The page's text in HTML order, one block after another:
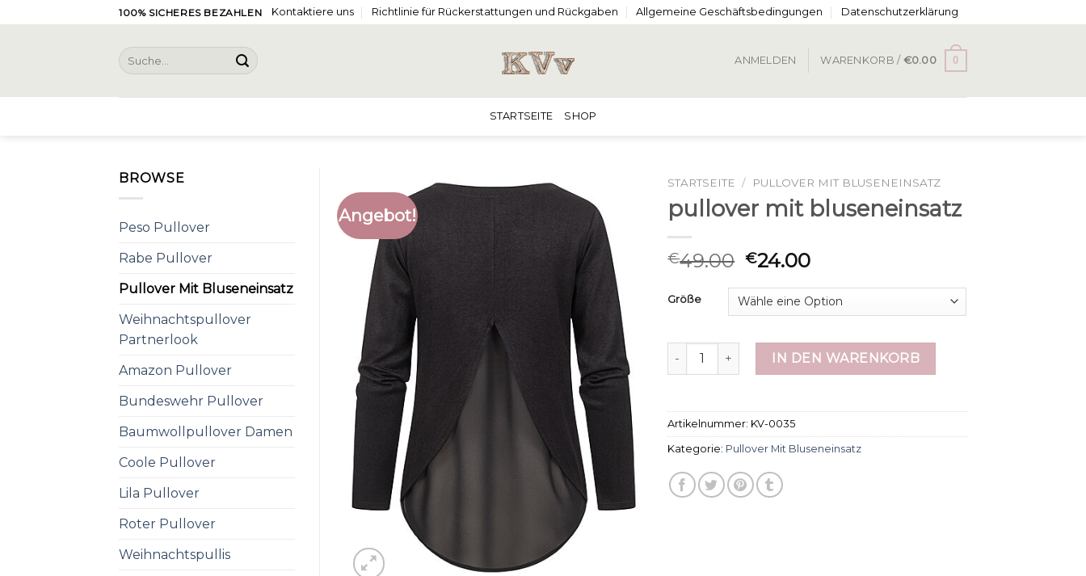
to
100% SICHERES BEZAHLEN Kontaktiere uns Richtlinie für Rückerstattungen und Rückgaben Allgemeine Geschäftsbedingungen Datenschutzerklärung
Suche
nach:
ANMELDEN WARENKORB / €0.00 0
STARTSEITE SHOP
BROWSE
Peso Pullover
Rabe Pullover
Pullover Mit Bluseneinsatz
Weihnachtspullover
Partnerlook
Amazon Pullover
Bundeswehr Pullover
Baumwollpullover Damen
Coole Pullover
Lila Pullover
Roter Pullover
Weihnachtspullis
Angebot!
STARTSEITE / PULLOVER MIT BLUSENEINSATZ
pullover mit bluseneinsatz
€49.00 €24.00
Größe
pullover mit bluseneinsatz Menge
IN DEN WARENKORB
Artikelnummer: KV-0035
Kategorie: Pullover Mit Bluseneinsatz